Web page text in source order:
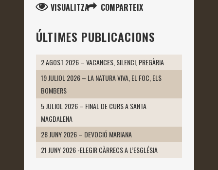
VISUALITZA COMPARTEIX
ÚLTIMES PUBLICACIONS
2 AGOST 2026 – VACANCES, SILENCI, PREGÀRIA
19 JULIOL 2026 – LA NATURA VIVA, EL FOC, ELS
BOMBERS
5 JULIOL 2026 – FINAL DE CURS A SANTA
MAGDALENA
28 JUNY 2026 – DEVOCIÓ MARIANA
21 JUNY 2026 -ELEGIR CÀRRECS A L’ESGLÉSIA